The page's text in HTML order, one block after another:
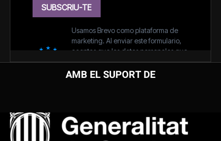
AMB EL SUPORT DE